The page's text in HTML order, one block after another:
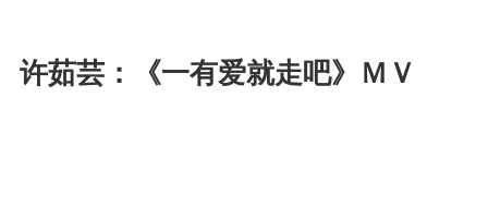
许茹芸：《一有爱就走吧》ＭＶ